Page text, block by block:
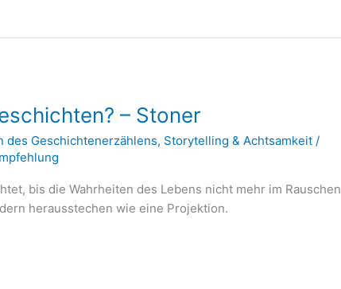
– Stoner
des Geschichtenerzählens, Storytelling & Achtsamkeit /
bis die Wahrheiten des Lebens nicht mehr im Rauschen
herausstechen wie eine Projektion.